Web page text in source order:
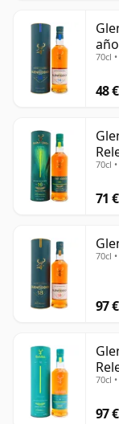
70cl
48 €
70cl
71 €
70cl
97 €
70cl
97 €